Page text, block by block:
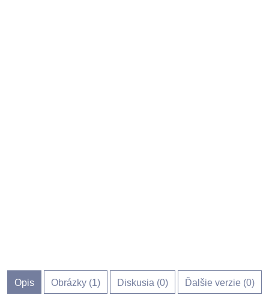
Opis Obrázky (1) Diskusia (0) Ďalšie verzie (0)